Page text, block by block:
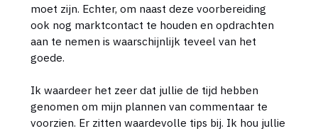
moet zijn. Echter, om naast deze voorbereiding
ook nog marktcontact te houden en opdrachten
aan te nemen is waarschijnlijk teveel van het
goede.
Ik waardeer het zeer dat jullie de tijd hebben
genomen om mijn plannen van commentaar te
voorzien. Er zitten waardevolle tips bij. Ik hou jullie